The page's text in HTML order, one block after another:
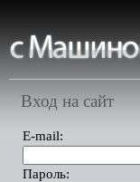
Вход на сайт
E-mail:
Пароль: